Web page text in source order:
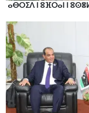
ⴰⴱⵔⵉⴷ ⵏ ⵓⴼⵔⴰⵏ ⵏ